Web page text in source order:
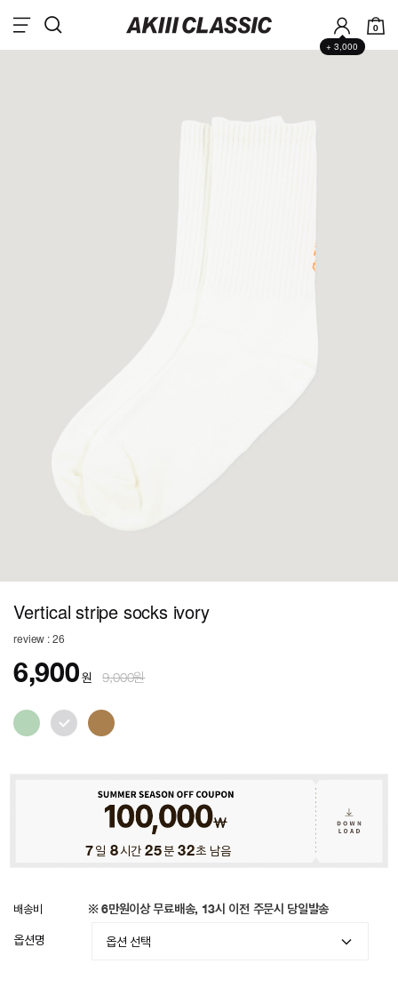
+ 3,000
0
Vertical stripe socks ivory
review : 26
6,900원 9,000원
7일 8시간 25분 31초 남음
배송비 ※ 6만원이상 무료배송, 13시 이전 주문시 당일발송
옵션명